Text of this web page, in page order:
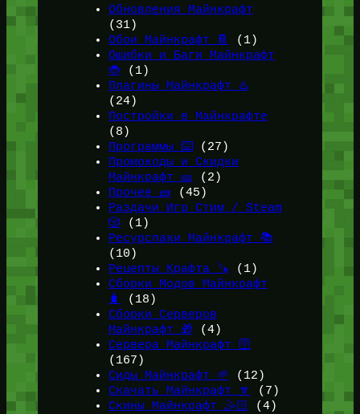
Обновления Майнкрафт
(31)
Обои Майнкрафт 📔
(1)
Ошибки и Баги Майнкрафт
🐞(1)
Плагины Майнкрафт ♨️
(24)
Постройки в Майнкрафте
(8)
Программы ⌨️ (27)
Промокоды и Скидки
Майнкрафт 🎫
(2)
Прочее 🧱 (45)
Раздачи Игр Стим / Steam
🎲 (1)
Ресурспаки Майнкрафт 📚
(10)
Рецепты Крафта 🪚 (1)
Сборки Модов Майнкрафт
🧳
(18)
Сборки Серверов
Майнкрафт 🎁 (4)
Сервера Майнкрафт 🛜
(167)
Сиды Майнкрафт 🌱
(12)
Скачать Майнкрафт 🔽
(7)
Скины Майнкрафт 🤹🏻
(4)